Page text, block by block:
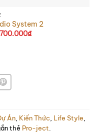
System 2
₫Giá
Án Kiến Thức Life Style
thẻ Pro-ject